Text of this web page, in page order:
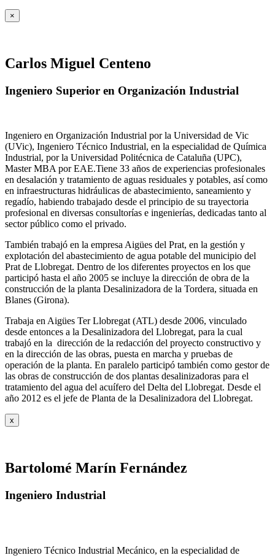
×
Carlos Miguel Centeno
Ingeniero Superior en Organización Industrial
Ingeniero en Organización Industrial por la Universidad de Vic
(UVic), Ingeniero Técnico Industrial, en la especialidad de Química
Industrial, por la Universidad Politécnica de Cataluña (UPC),
Master MBA por EAE.Tiene 33 años de experiencias profesionales
en desalación y tratamiento de aguas residuales y potables, así como
en infraestructuras hidráulicas de abastecimiento, saneamiento y
regadío, habiendo trabajado desde el principio de su trayectoria
profesional en diversas consultorías e ingenierías, dedicadas tanto al
sector público como el privado.
También trabajó en la empresa Aigües del Prat, en la gestión y
explotación del abastecimiento de agua potable del municipio del
Prat de Llobregat. Dentro de los diferentes proyectos en los que
participó hasta el año 2005 se incluye la dirección de obra de la
construcción de la planta Desalinizadora de la Tordera, situada en
Blanes (Girona).
Trabaja en Aigües Ter Llobregat (ATL) desde 2006, vinculado
desde entonces a la Desalinizadora del Llobregat, para la cual
trabajó en la dirección de la redacción del proyecto constructivo y
en la dirección de las obras, puesta en marcha y pruebas de
operación de la planta. En paralelo participó también como gestor de
las obras de construcción de dos plantas desalinizadoras para el
tratamiento del agua del acuífero del Delta del Llobregat. Desde el
año 2012 es el jefe de Planta de la Desalinizadora del Llobregat.
x
Bartolomé Marín Fernández
Ingeniero Industrial
Ingeniero Técnico Industrial Mecánico, en la especialidad de